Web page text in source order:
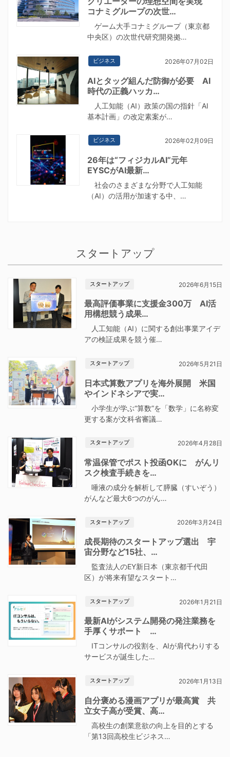
コナミグループの次世…
ゲーム大手コナミグループ（東京都
中央区）の次世代研究開発拠…
ビジネス 2026年07月02日
AIとタッグ組んだ防御が必要 AI
時代の正義ハッカ…
人工知能（AI）政策の国の指針「AI
基本計画」の改定素案が…
ビジネス 2026年02月09日
26年は“フィジカルAI”元年
EYSCがAI最新…
社会のさまざまな分野で人工知能
（AI）の活用が加速する中、…
スタートアップ
スタートアップ 2026年6月15日
最高評価事業に支援金300万 AI活
用構想競う成果…
人工知能（AI）に関する創出事業アイデ
アの検証成果を競う催…
スタートアップ 2026年5月21日
日本式算数アプリを海外展開 米国
やインドネシアで実…
小学生が学ぶ“算数”を「数学」に名称変
更する案が文科省審議…
スタートアップ 2026年4月28日
常温保管でポスト投函OKに がんリ
スク検査手続きを…
唾液の成分を解析して膵臓（すいぞう）
がんなど最大6つのがん…
スタートアップ 2026年3月24日
成長期待のスタートアップ選出 宇
宙分野など15社、…
監査法人のEY新日本（東京都千代田
区）が将来有望なスタート…
スタートアップ 2026年1月21日
最新AIがシステム開発の発注業務を
手厚くサポート …
ITコンサルの役割を、AIが肩代わりする
サービスが誕生した…
スタートアップ 2026年1月13日
自分褒める漫画アプリが最高賞 共
立女子高が受賞、高…
高校生の創業意欲の向上を目的とする
「第13回高校生ビジネス…